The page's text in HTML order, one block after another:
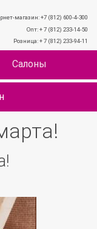
магазин: +7 (812) 600-4-300
Опт: + 7 (812) 233-14-50
Розница: + 7 (812) 233-94-11
Салоны